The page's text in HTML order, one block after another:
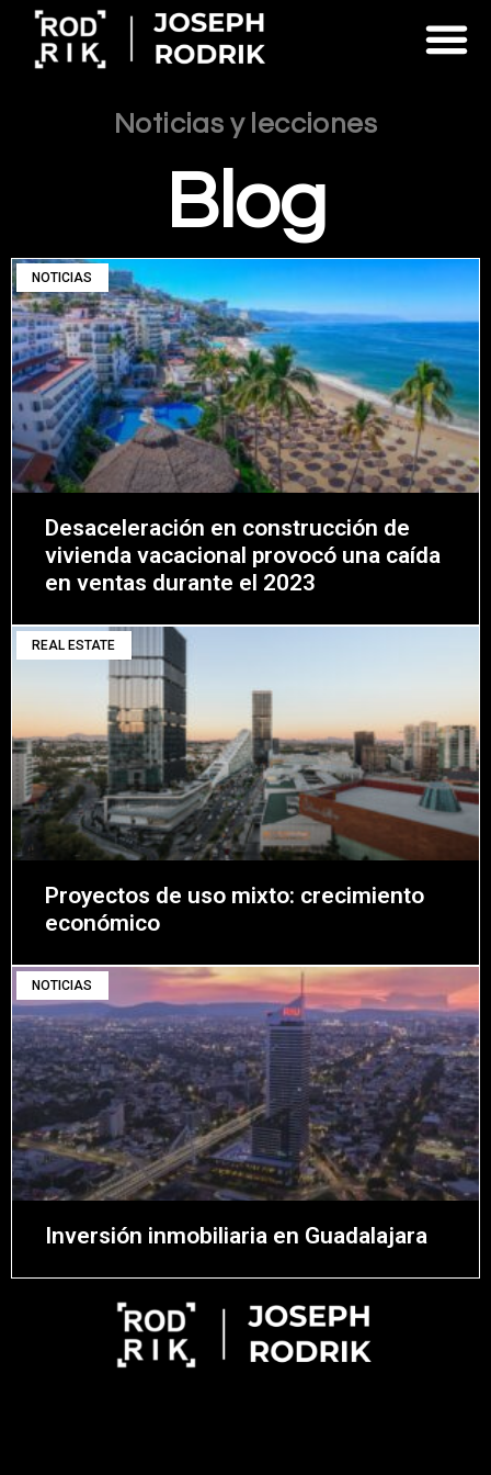
Noticias y lecciones
Blog
NOTICIAS
Desaceleración en construcción de
vivienda vacacional provocó una caída
en ventas durante el 2023
REAL ESTATE
Proyectos de uso mixto: crecimiento
económico
NOTICIAS
Inversión inmobiliaria en Guadalajara